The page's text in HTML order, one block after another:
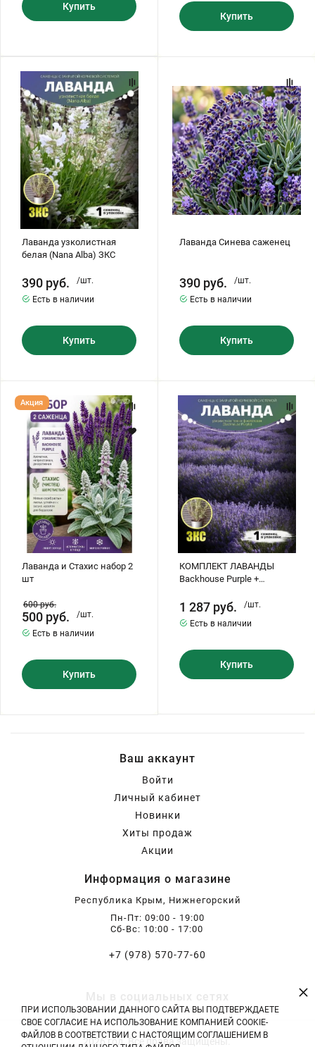
Купить
Купить
Лаванда
узколистная
белая
(Nana
Alba)
ЗКС
Лаванда узколистная
белая (Nana Alba) ЗКС
390 руб.
/шт.
Есть в наличии
Купить
Синева
саженец
Лаванда Синева саженец
390 руб.
/шт.
Есть в наличии
Купить
Лаванда
и
Стахис
набор
Лаванда и Стахис набор 2
шт
Акция
600руб.
500 руб.
/шт.
Есть в наличии
Купить
КОМПЛЕКТ
ЛАВАНДЫ
Backhouse
Purple
розовая
(Rosea)
белая
(Nana
Alba)
ЗКС
КОМПЛЕКТ ЛАВАНДЫ
Backhouse Purple +
(Nana Alba) ЗКС
1 287 руб.
/шт.
Есть в наличии
Купить
Ваш аккаунт
Войти
Личный кабинет
Новинки
Хиты продаж
Акции
Информация о магазине
Республика Крым, Нижнегорский
Пн-Пт: 09:00 - 19:00
Сб-Вс: 10:00 - 17:00
+7 (978) 570-77-60
2026 год. Все права защищены.
ПРИ ИСПОЛЬЗОВАНИИ ДАННОГО САЙТА ВЫ ПОДТВЕРЖДАЕТЕ
СВОЕ СОГЛАСИЕ НА ИСПОЛЬЗОВАНИЕ КОМПАНИЕЙ COOKIE-
ФАЙЛОВ В СООТВЕТСТВИИ С НАСТОЯЩИМ СОГЛАШЕНИЕМ В
×